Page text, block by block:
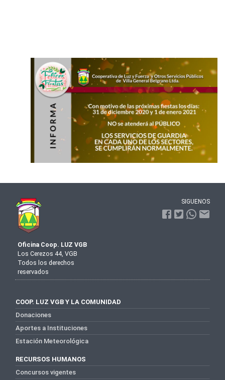
Oficina Coop. LUZ VGB
Los Cerezos 44, VGB
Todos los derechos
reservados
SIGUENOS
COOP. LUZ VGB Y LA COMUNIDAD
Donaciones
Aportes a Instituciones
Estación Meteorológica
RECURSOS HUMANOS
Concursos vigentes